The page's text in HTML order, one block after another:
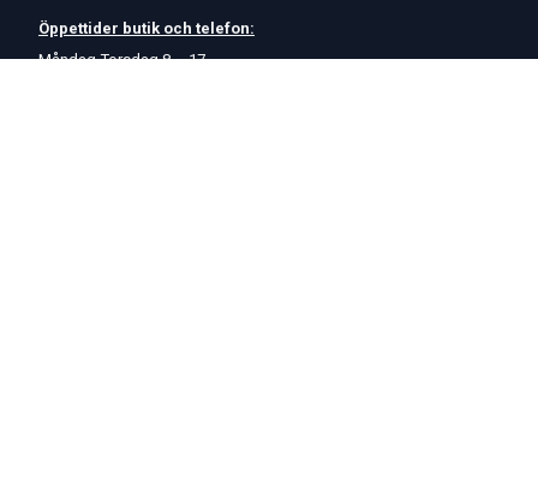
Öppettider butik och telefon:
Måndag-Torsdag 8 – 17